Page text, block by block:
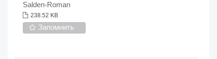
Salden-Roman
238.52 KB
Запомнить